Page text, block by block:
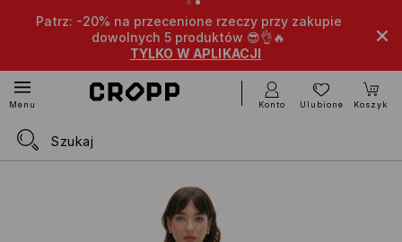
Patrz: -20% na przecenione rzeczy przy zakupie
dowolnych 5 produktów 😎👌🔥
TYLKO W APLIKACJI
Menu Konto Ulubione Koszyk